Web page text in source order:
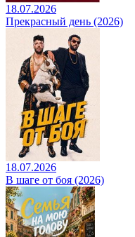
18.07.2026
Прекрасный день (2026)
18.07.2026
В шаге от боя (2026)